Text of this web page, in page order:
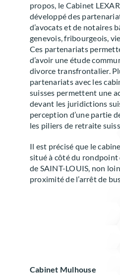
propos, le Cabinet
développé des
d’avocats et de notaires
genevois, fribourgeois,
Ces partenariats
d’avoir une étude
divorce transfrontalier.
partenariats avec les
suisses permettent une
devant les juridictions
perception d’une partie
les piliers de retraite
Il est précisé que le
situé à côté du rondpoint
de SAINT-LOUIS, non
proximité de l’arrêt de
Cabinet Mulhouse